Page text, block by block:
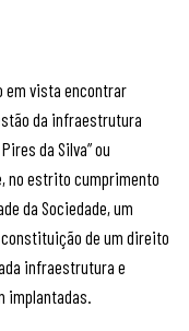
em vista encontrar
da infraestrutura
da Silva” ou
no estrito cumprimento
da Sociedade, um
de um direito
infraestrutura e
implantadas.